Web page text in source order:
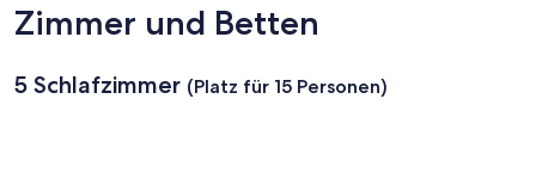
Zimmer und Betten
5 Schlafzimmer (Platz für 15 Personen)